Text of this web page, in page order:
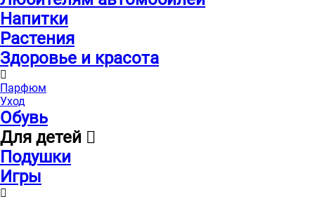
Напитки
Растения
Здоровье и красота
Парфюм
Уход
Обувь
Для детей
Подушки
Игры